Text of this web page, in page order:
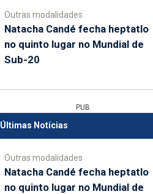
Outras modalidades
Natacha Candé fecha heptatlo
no quinto lugar no Mundial de
Sub-20
PUB
Últimas Notícias
Outras modalidades
Natacha Candé fecha heptatlo
no quinto lugar no Mundial de